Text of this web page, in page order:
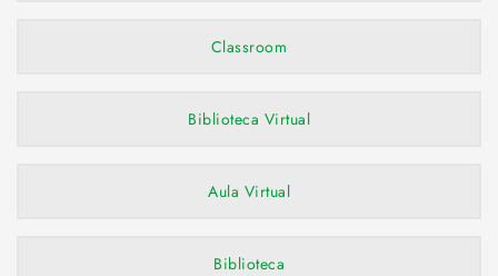
Classroom
Biblioteca Virtual
Aula Virtual
Biblioteca